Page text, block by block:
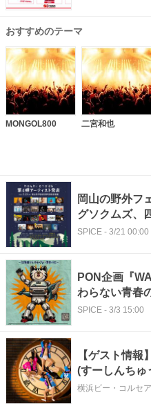
おすすめのテーマ
MONGOL800 二宮和也
岡山の野外フ
グソクムズ、
こ、
SPICE - 3/21 00:00
PON企画『
わらない青春
Hump Back、
SPICE - 3/3 15:00
【ゲスト情報
(すーしんちゅ
横浜ビー・コルセ